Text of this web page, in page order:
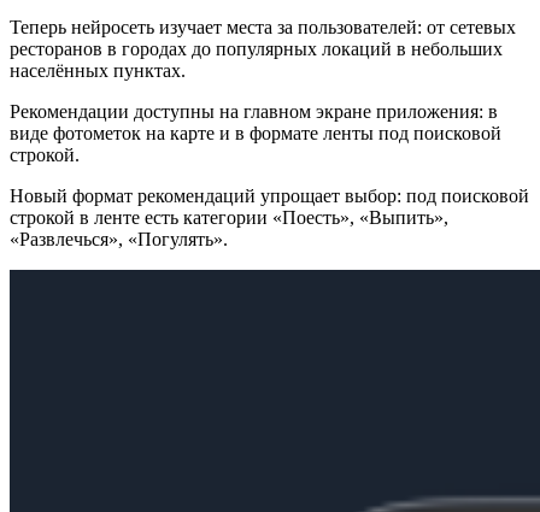
Теперь нейросеть изучает места за пользователей: от сетевых
ресторанов в городах до популярных локаций в небольших
населённых пунктах.
Рекомендации доступны на главном экране приложения: в
виде фотометок на карте и в формате ленты под поисковой
строкой.
Новый формат рекомендаций упрощает выбор: под поисковой
строкой в ленте есть категории «Поесть», «Выпить»,
«Развлечься», «Погулять».